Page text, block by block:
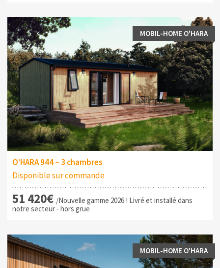
MOBIL-HOME O'HARA
O’HARA 944 – 3 chambres
Disponible sur commande
51 420€ /Nouvelle gamme 2026 ! Livré et installé dans
notre secteur - hors grue
MOBIL-HOME O'HARA